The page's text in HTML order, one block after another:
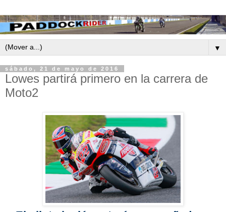
▼
sábado, 21 de mayo de 2016
Lowes partirá primero en la carrera de
Moto2